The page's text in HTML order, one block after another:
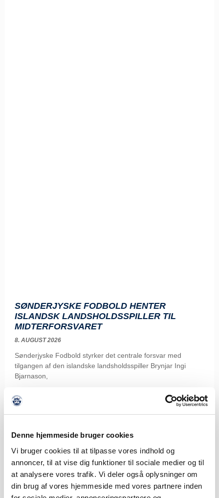
Denne hjemmeside bruger cookies
Vi bruger cookies til at tilpasse vores indhold og
annoncer, til at vise dig funktioner til sociale medier og til
at analysere vores trafik. Vi deler også oplysninger om
din brug af vores hjemmeside med vores partnere inden
SØNDERJYSKE FODBOLD HENTER
ISLANDSK LANDSHOLDSSPILLER TIL
MIDTERFORSVARET
8. AUGUST 2026
Sønderjyske Fodbold styrker det centrale forsvar med
tilgangen af den islandske landsholdsspiller Brynjar Ingi
Bjarnason,